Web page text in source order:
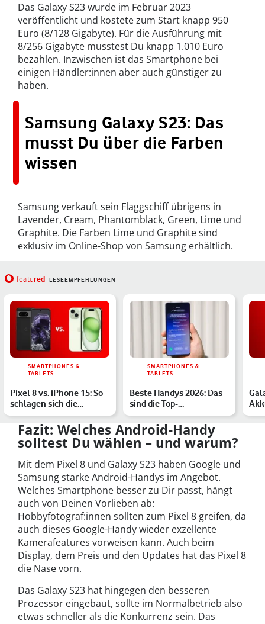
Das Galaxy S23 wurde im Februar 2023
veröffentlicht und kostete zum Start knapp 950
Euro (8/128 Gigabyte). Für die Ausführung mit
8/256 Gigabyte musstest Du knapp 1.010 Euro
bezahlen. Inzwischen ist das Smartphone bei
einigen Händler:innen aber auch günstiger zu
haben.
Samsung Galaxy S23: Das
musst Du über die Farben
wissen
Samsung verkauft sein Flaggschiff übrigens in
Lavender, Cream, Phantomblack, Green, Lime und
Graphite. Die Farben Lime und Graphite sind
exklusiv im Online-Shop von Samsung erhältlich.
featured LESEEMPFEHLUNGEN
SMARTPHONES &
TABLETS
Pixel 8 vs. iPhone 15: So
schlagen sich die
Standardmodelle im Ve…
SMARTPHONES &
TABLETS
Beste Handys 2026: Das
sind die Top-
Smartphones des Jahres
Fazit: Welches Android-Handy
solltest Du wählen – und warum?
Mit dem Pixel 8 und Galaxy S23 haben Google und
Samsung starke Android-Handys im Angebot.
Welches Smartphone besser zu Dir passt, hängt
auch von Deinen Vorlieben ab:
Hobbyfotograf:innen sollten zum Pixel 8 greifen, da
auch dieses Google-Handy wieder exzellente
Kamerafeatures vorweisen kann. Auch beim
Display, dem Preis und den Updates hat das Pixel 8
die Nase vorn.
Das Galaxy S23 hat hingegen den besseren
Prozessor eingebaut, sollte im Normalbetrieb also
etwas schneller als die Konkurrenz sein. Das